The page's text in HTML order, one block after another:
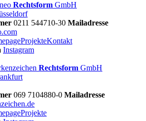
Rechtsform GmbH
0211 544710-30 Mailadresse
ProjekteKontakt
Instagram
Rechtsform GmbH
069 7104880-0 Mailadresse
Projekte